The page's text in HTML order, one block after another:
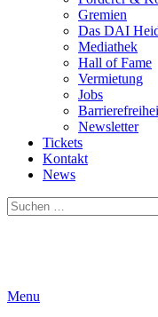
Gremien
Das DAI
Mediathek
Hall of Fame
Vermietung
Jobs
Newsletter
Tickets
Kontakt
News
Suchen
nach:
Menu